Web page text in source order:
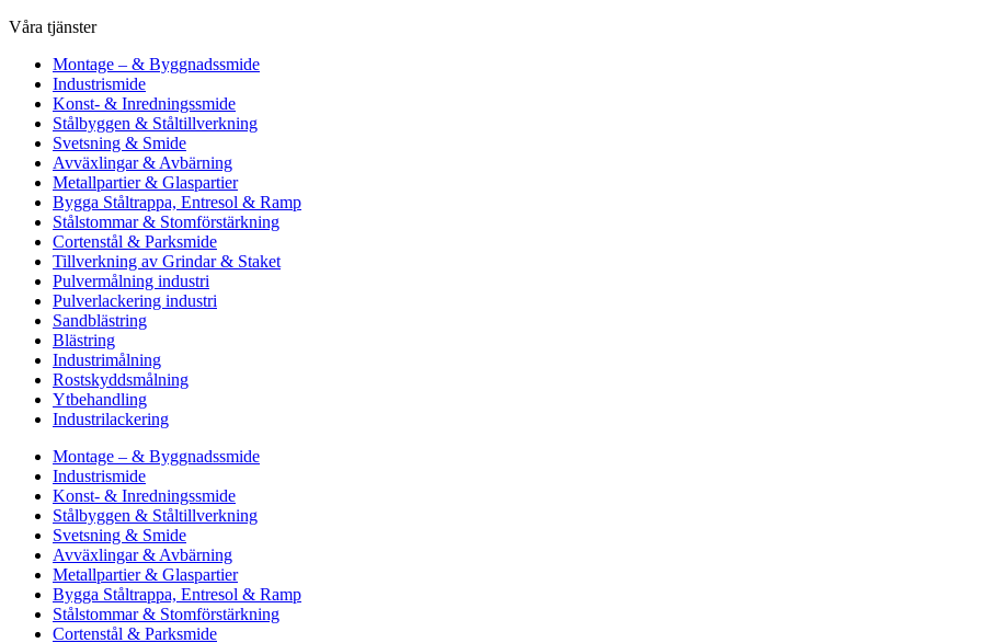
Våra tjänster
Montage – & Byggnadssmide
Industrismide
Konst- & Inredningssmide
Stålbyggen & Ståltillverkning
Svetsning & Smide
Avväxlingar & Avbärning
Metallpartier & Glaspartier
Bygga Ståltrappa, Entresol & Ramp
Stålstommar & Stomförstärkning
Cortenstål & Parksmide
Tillverkning av Grindar & Staket
Pulvermålning industri
Pulverlackering industri
Sandblästring
Blästring
Industrimålning
Rostskyddsmålning
Ytbehandling
Industrilackering
Montage – & Byggnadssmide
Industrismide
Konst- & Inredningssmide
Stålbyggen & Ståltillverkning
Svetsning & Smide
Avväxlingar & Avbärning
Metallpartier & Glaspartier
Bygga Ståltrappa, Entresol & Ramp
Stålstommar & Stomförstärkning
Cortenstål & Parksmide